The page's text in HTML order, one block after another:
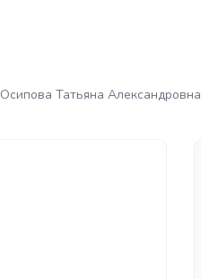
Осипова Татьяна Александровна